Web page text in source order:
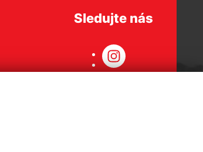
Sledujte nás